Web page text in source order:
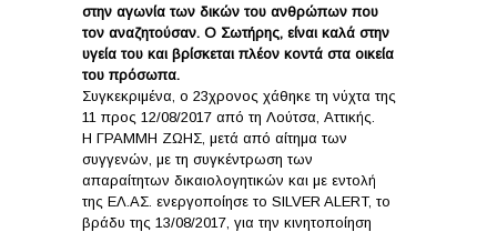
στην αγωνία των δικών του ανθρώπων που
τον αναζητούσαν. Ο Σωτήρης, είναι καλά στην
υγεία του και βρίσκεται πλέον κοντά στα οικεία
του πρόσωπα.
Συγκεκριμένα, ο 23χρονος χάθηκε τη νύχτα της
11 προς 12/08/2017 από τη Λούτσα, Αττικής.
Η ΓΡΑΜΜΗ ΖΩΗΣ, μετά από αίτημα των
συγγενών, με τη συγκέντρωση των
απαραίτητων δικαιολογητικών και με εντολή
της ΕΛ.ΑΣ. ενεργοποίησε το SILVER ALERT, το
βράδυ της 13/08/2017, για την κινητοποίηση